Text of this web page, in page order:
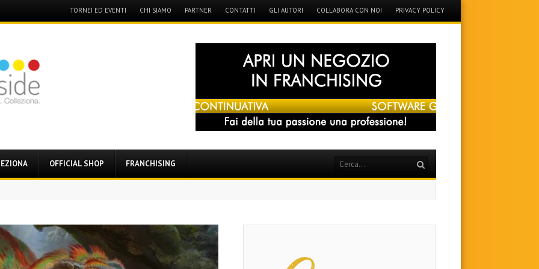
Menu
Skip
to
TORNEI ED EVENTI CHI SIAMO PARTNER CONTATTI GLI AUTORI COLLABORA CON NOI PRIVACY POLICY
OFFICIAL SHOP FRANCHISING Search